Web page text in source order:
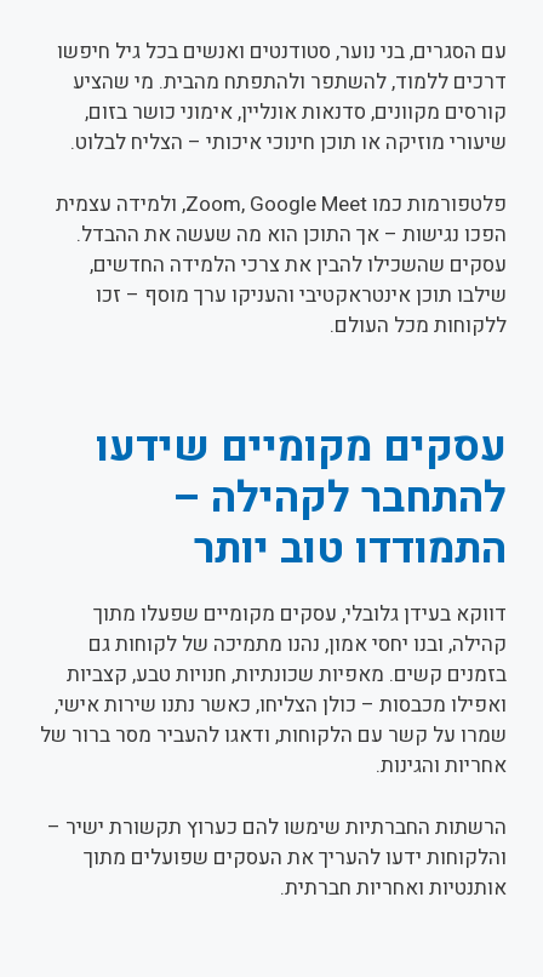
עם הסגרים, בני נוער, סטודנטים ואנשים בכל גיל חיפשו
דרכים ללמוד, להשתפר ולהתפתח מהבית. מי שהציע
קורסים מקוונים, סדנאות אונליין, אימוני כושר בזום,
שיעורי מוזיקה או תוכן חינוכי איכותי – הצליח לבלוט.
פלטפורמות כמו Zoom, Google Meet, ולמידה עצמית
הפכו נגישות – אך התוכן הוא מה שעשה את ההבדל.
עסקים שהשכילו להבין את צרכי הלמידה החדשים,
שילבו תוכן אינטראקטיבי והעניקו ערך מוסף – זכו
ללקוחות מכל העולם.
עסקים מקומיים שידעו
להתחבר לקהילה –
התמודדו טוב יותר
דווקא בעידן גלובלי, עסקים מקומיים שפעלו מתוך
קהילה, ובנו יחסי אמון, נהנו מתמיכה של לקוחות גם
בזמנים קשים. מאפיות שכונתיות, חנויות טבע, קצביות
ואפילו מכבסות – כולן הצליחו, כאשר נתנו שירות אישי,
שמרו על קשר עם הלקוחות, ודאגו להעביר מסר ברור של
אחריות והגינות.
הרשתות החברתיות שימשו להם כערוץ תקשורת ישיר –
והלקוחות ידעו להעריך את העסקים שפועלים מתוך
אותנטיות ואחריות חברתית.